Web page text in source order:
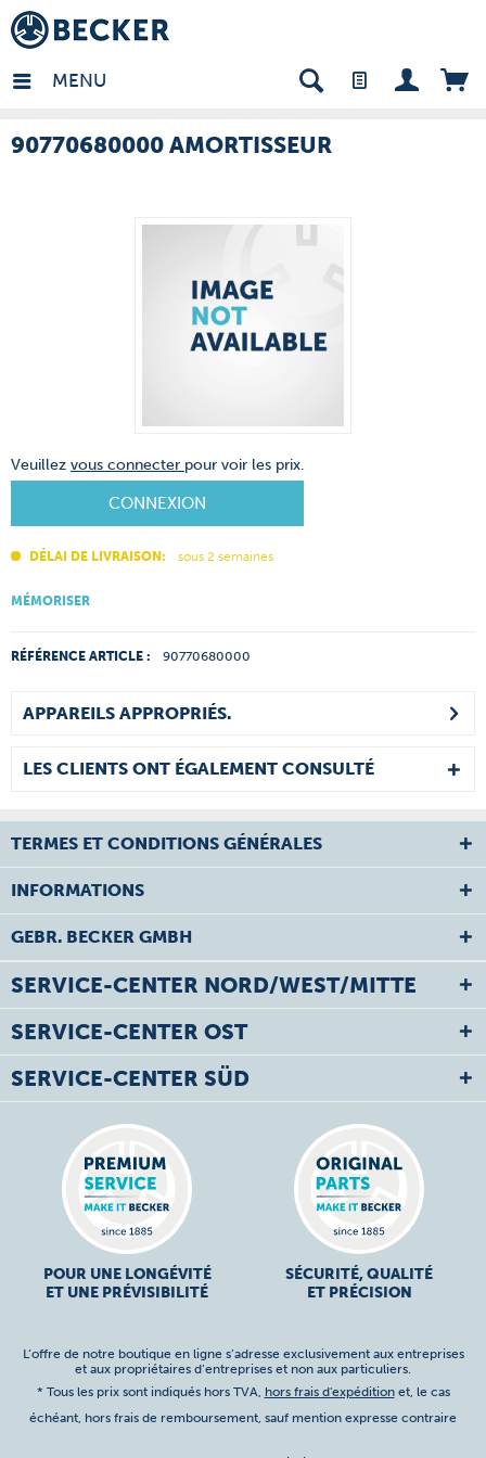
MENU
- FR
90770680000 AMORTISSEUR
Veuillez vous connecter pour voir les prix.
CONNEXION
DÉLAI DE LIVRAISON: sous 2 semaines
MÉMORISER
RÉFÉRENCE ARTICLE : 90770680000
APPAREILS APPROPRIÉS.
LES CLIENTS ONT ÉGALEMENT CONSULTÉ
TERMES ET CONDITIONS GÉNÉRALES
INFORMATIONS
GEBR. BECKER GMBH
SERVICE-CENTER NORD/WEST/MITTE
SERVICE-CENTER OST
SERVICE-CENTER SÜD
POUR UNE LONGÉVITÉ
ET UNE PRÉVISIBILITÉ
SÉCURITÉ, QUALITÉ
ET PRÉCISION
L’offre de notre boutique en ligne s’adresse exclusivement aux entreprises
et aux propriétaires d’entreprises et non aux particuliers.
* Tous les prix sont indiqués hors TVA, hors frais d'expéditionet, le cas
échéant, hors frais de remboursement, sauf mention expresse contraire